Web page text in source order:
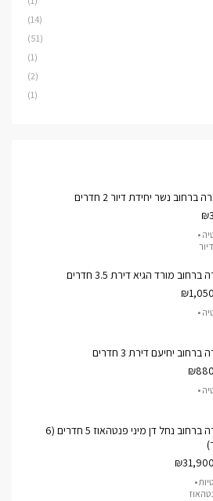
(14)
(51)
(1)
(2)
(1)
נשר יחידת דיור 2 חדרים
מורד הגיא דירת 3.5 חדרים
יחיעם דירת 3 חדרים
למכירה ברחוב נחל דן מיני פנטהאוז 5 חדרים (6